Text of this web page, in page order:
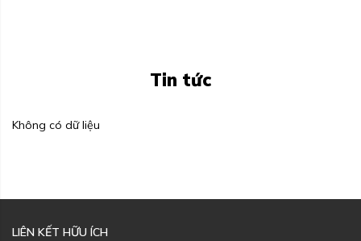
Tin tức
Không có dữ liệu
LIÊN KẾT HỮU ÍCH